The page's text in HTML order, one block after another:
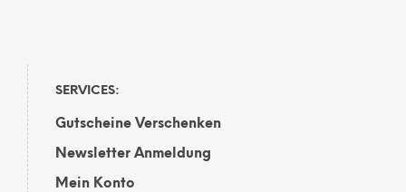
SERVICES:
Gutscheine Verschenken
Newsletter Anmeldung
Mein Konto